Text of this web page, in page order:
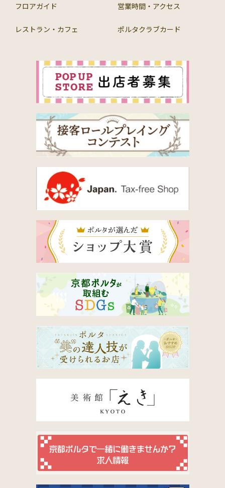
フロアガイド 営業時間・アクセス
レストラン・カフェ ポルタクラブカード